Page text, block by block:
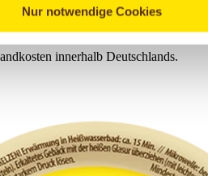
Nur notwendige Cookies
innerhalb Deutschlands.